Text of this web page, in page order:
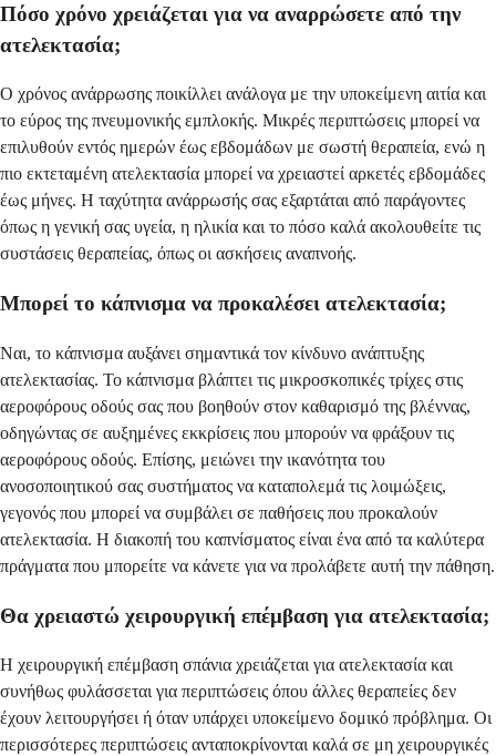
Πόσο χρόνο χρειάζεται για να αναρρώσετε από την
ατελεκτασία;
Ο χρόνος ανάρρωσης ποικίλλει ανάλογα με την υποκείμενη αιτία και
το εύρος της πνευμονικής εμπλοκής. Μικρές περιπτώσεις μπορεί να
επιλυθούν εντός ημερών έως εβδομάδων με σωστή θεραπεία, ενώ η
πιο εκτεταμένη ατελεκτασία μπορεί να χρειαστεί αρκετές εβδομάδες
έως μήνες. Η ταχύτητα ανάρρωσής σας εξαρτάται από παράγοντες
όπως η γενική σας υγεία, η ηλικία και το πόσο καλά ακολουθείτε τις
συστάσεις θεραπείας, όπως οι ασκήσεις αναπνοής.
Μπορεί το κάπνισμα να προκαλέσει ατελεκτασία;
Ναι, το κάπνισμα αυξάνει σημαντικά τον κίνδυνο ανάπτυξης
ατελεκτασίας. Το κάπνισμα βλάπτει τις μικροσκοπικές τρίχες στις
αεροφόρους οδούς σας που βοηθούν στον καθαρισμό της βλέννας,
οδηγώντας σε αυξημένες εκκρίσεις που μπορούν να φράξουν τις
αεροφόρους οδούς. Επίσης, μειώνει την ικανότητα του
ανοσοποιητικού σας συστήματος να καταπολεμά τις λοιμώξεις,
γεγονός που μπορεί να συμβάλει σε παθήσεις που προκαλούν
ατελεκτασία. Η διακοπή του καπνίσματος είναι ένα από τα καλύτερα
πράγματα που μπορείτε να κάνετε για να προλάβετε αυτή την πάθηση.
Θα χρειαστώ χειρουργική επέμβαση για ατελεκτασία;
Η χειρουργική επέμβαση σπάνια χρειάζεται για ατελεκτασία και
συνήθως φυλάσσεται για περιπτώσεις όπου άλλες θεραπείες δεν
έχουν λειτουργήσει ή όταν υπάρχει υποκείμενο δομικό πρόβλημα. Οι
περισσότερες περιπτώσεις ανταποκρίνονται καλά σε μη χειρουργικές